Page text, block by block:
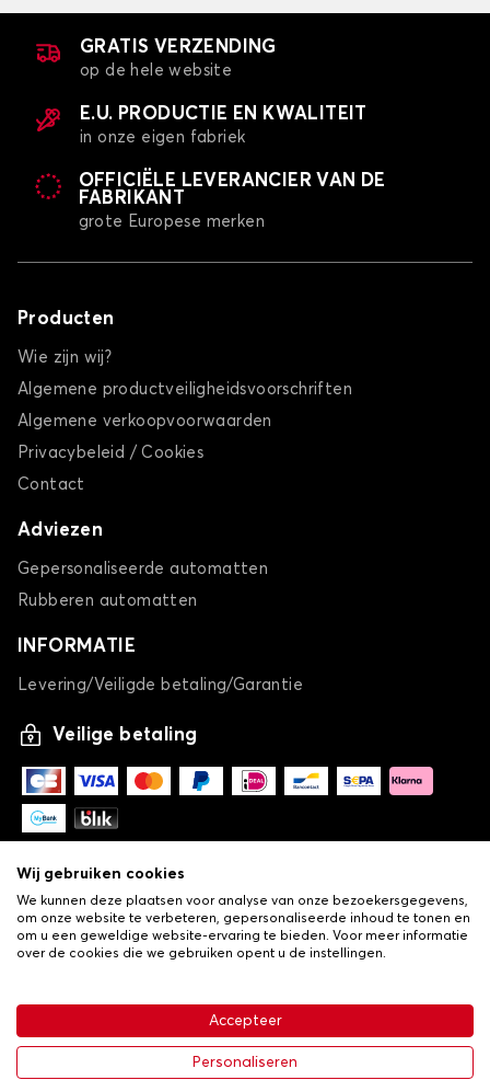
€ 30,24
GRATIS VERZENDING
op de hele website
E.U. PRODUCTIE EN KWALITEIT
in onze eigen fabriek
OFFICIËLE LEVERANCIER VAN DE
FABRIKANT
grote Europese merken
Producten
Wie zijn wij?
Algemene productveiligheidsvoorschriften
Algemene verkoopvoorwaarden
Privacybeleid / Cookies
Contact
Adviezen
Gepersonaliseerde automatten
Rubberen automatten
INFORMATIE
Levering/Veiligde betaling/Garantie
Veilige betaling
Algemene verkoopvoorwaarden•Privacy- en cookiebeleid
•Livraison
Wij gebruiken cookies
We kunnen deze plaatsen voor analyse van onze bezoekersgegevens,
om onze website te verbeteren, gepersonaliseerde inhoud te tonen en
om u een geweldige website-ervaring te bieden. Voor meer informatie
over de cookies die we gebruiken opent u de instellingen.
Accepteer
Personaliseren